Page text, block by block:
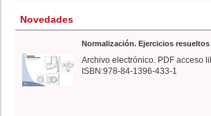
Novedades
Normalización. Ejercicios
Archivo electrónico. PDF acceso
ISBN:978-84-1396-433-1